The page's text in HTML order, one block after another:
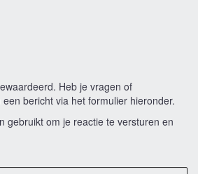
Heb je vragen of
bericht via het formulier hieronder.
gebruikt om je reactie te versturen en